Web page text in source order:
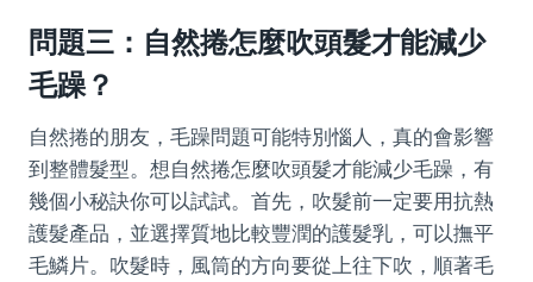
問題三：自然捲怎麼吹頭髮才能減少
毛躁？
自然捲的朋友，毛躁問題可能特別惱人，真的會影響
到整體髮型。想自然捲怎麼吹頭髮才能減少毛躁，有
幾個小秘訣你可以試試。首先，吹髮前一定要用抗熱
護髮產品，並選擇質地比較豐潤的護髮乳，可以撫平
毛鱗片。吹髮時，風筒的方向要從上往下吹，順著毛